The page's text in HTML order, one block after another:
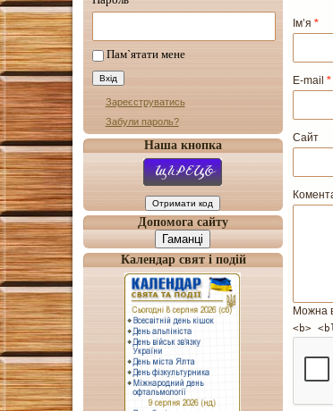
Пам`ятати мене
Зареєструватись
Забули пароль?
Наша кнопка
Допомога сайту
Гаманці
Календар свят і подій
Ім’я *
E-mail *
Сайт
Можна
<b>